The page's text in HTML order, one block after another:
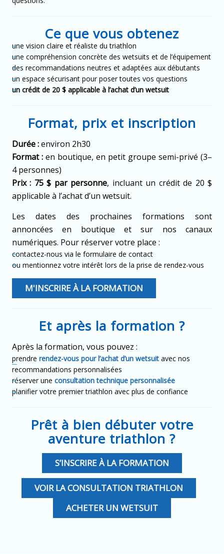
Ce que vous obtenez
une vision claire et réaliste du triathlon
une compréhension concrète des wetsuits et de l’équipement
des recommandations neutres et adaptées aux débutants
un espace sécurisant pour poser toutes vos questions
un crédit de 20 $ applicable à l’achat d’un wetsuit
Format, prix et inscription
Durée :environ 2h30
Format :en boutique, en petit groupe semi-privé (3–
4 personnes)
Prix : 75 $ par personne, incluant un crédit de 20 $
applicable à l’achat d’un wetsuit.
Les dates des prochaines formations sont
annoncées en boutique et sur nos canaux
numériques. Pour réserver votre place :
contactez-nous via le formulaire de contact
ou mentionnez votre intérêt lors de la prise de rendez-vous
M'INSCRIRE À LA FORMATION
Et après la formation ?
Après la formation, vous pouvez :
prendre rendez-vous pour l’achat d’un wetsuitavec nos
recommandations personnalisées
réserver une consultation technique personnalisée
planifier votre premier triathlon avec plus de confiance
Prêt à bien débuter votre
aventure triathlon ?
S’INSCRIRE À LA FORMATION
VOIR LA CONSULTATION TRIATHLON
ACHETER UN WETSUIT